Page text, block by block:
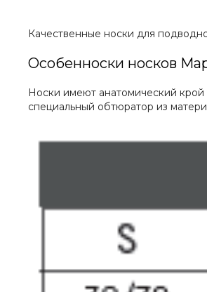
Качественные носки для
Особенноски носков
Носки имеют анатомический
специальный обтюратор из